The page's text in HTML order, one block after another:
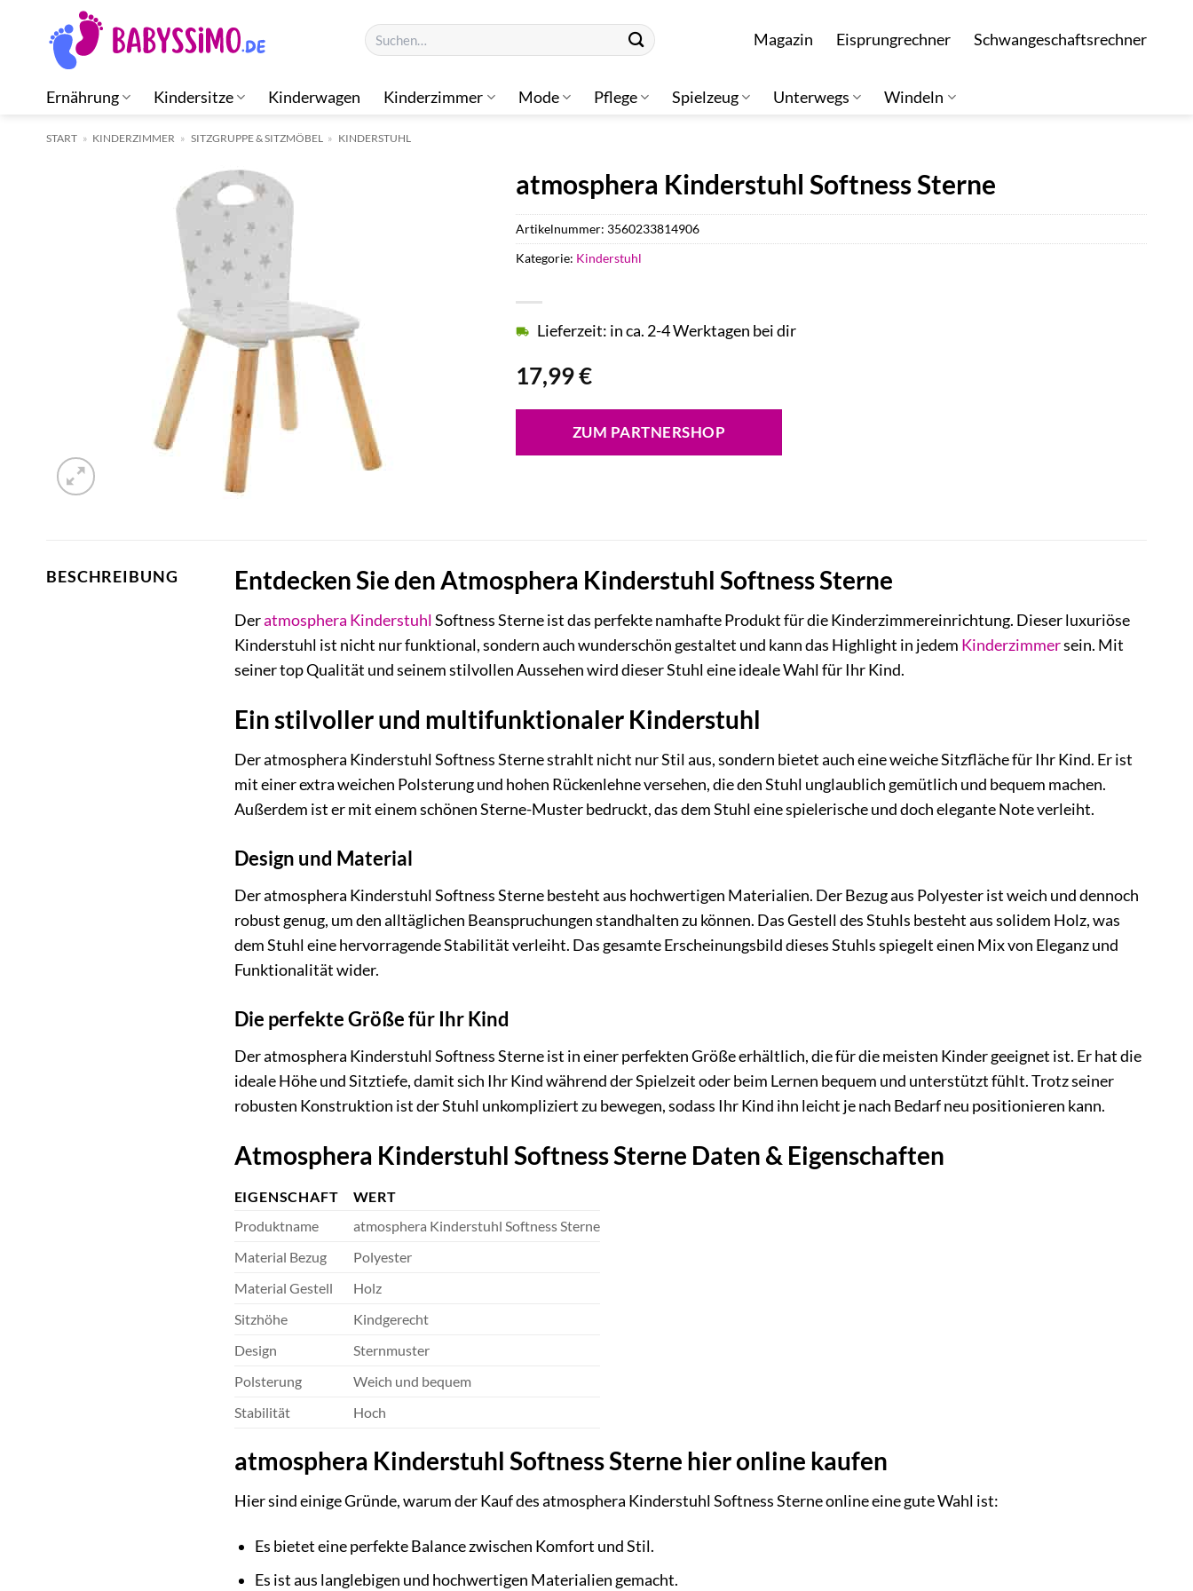
springen
Suchen
nach:
Magazin Eisprungrechner Schwangeschaftsrechner
Ernährung Kindersitze Kinderwagen Kinderzimmer Mode Pflege Spielzeug Unterwegs Windeln
START » KINDERZIMMER » SITZGRUPPE & SITZMÖBEL » KINDERSTUHL
atmosphera Kinderstuhl Softness Sterne
17,99€
Lieferzeit: in ca. 2-4 Werktagen bei dir
ZUM PARTNERSHOP
Artikelnummer: 3560233814906
Kategorie: Kinderstuhl
BESCHREIBUNG Entdecken Sie den Atmosphera Kinderstuhl Softness Sterne
Deratmosphera KinderstuhlSoftness Sterne ist das perfekte namhafte Produkt für die Kinderzimmereinrichtung. Dieser luxuriöse
Kinderstuhl ist nicht nur funktional, sondern auch wunderschön gestaltet und kann das Highlight in jedem Kinderzimmersein. Mit
seiner top Qualität und seinem stilvollen Aussehen wird dieser Stuhl eine ideale Wahl für Ihr Kind.
Ein stilvoller und multifunktionaler Kinderstuhl
Der atmosphera Kinderstuhl Softness Sterne strahlt nicht nur Stil aus, sondern bietet auch eine weiche Sitzfläche für Ihr Kind. Er ist
mit einer extra weichen Polsterung und hohen Rückenlehne versehen, die den Stuhl unglaublich gemütlich und bequem machen.
Außerdem ist er mit einem schönen Sterne-Muster bedruckt, das dem Stuhl eine spielerische und doch elegante Note verleiht.
Design und Material
Der atmosphera Kinderstuhl Softness Sterne besteht aus hochwertigen Materialien. Der Bezug aus Polyester ist weich und dennoch
robust genug, um den alltäglichen Beanspruchungen standhalten zu können. Das Gestell des Stuhls besteht aus solidem Holz, was
dem Stuhl eine hervorragende Stabilität verleiht. Das gesamte Erscheinungsbild dieses Stuhls spiegelt einen Mix von Eleganz und
Funktionalität wider.
Die perfekte Größe für Ihr Kind
Der atmosphera Kinderstuhl Softness Sterne ist in einer perfekten Größe erhältlich, die für die meisten Kinder geeignet ist. Er hat die
ideale Höhe und Sitztiefe, damit sich Ihr Kind während der Spielzeit oder beim Lernen bequem und unterstützt fühlt. Trotz seiner
robusten Konstruktion ist der Stuhl unkompliziert zu bewegen, sodass Ihr Kind ihn leicht je nach Bedarf neu positionieren kann.
Atmosphera Kinderstuhl Softness Sterne Daten & Eigenschaften
EIGENSCHAFT
WERT
Produktname
atmosphera Kinderstuhl Softness Sterne
Material Bezug
Polyester
Material Gestell
Holz
Sitzhöhe
Kindgerecht
Design
Sternmuster
Polsterung
Weich und bequem
Stabilität
Hoch
atmosphera Kinderstuhl Softness Sterne hier online kaufen
Hier sind einige Gründe, warum der Kauf des atmosphera Kinderstuhl Softness Sterne online eine gute Wahl ist:
Es bietet eine perfekte Balance zwischen Komfort und Stil.
Es ist aus langlebigen und hochwertigen Materialien gemacht.